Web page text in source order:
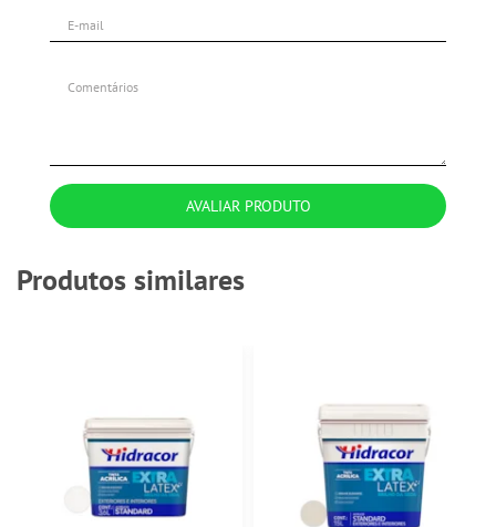
AVALIAR PRODUTO
Produtos similares